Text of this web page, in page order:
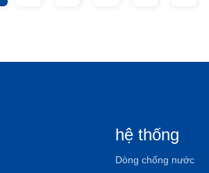
hệ thống
Dòng chống nước